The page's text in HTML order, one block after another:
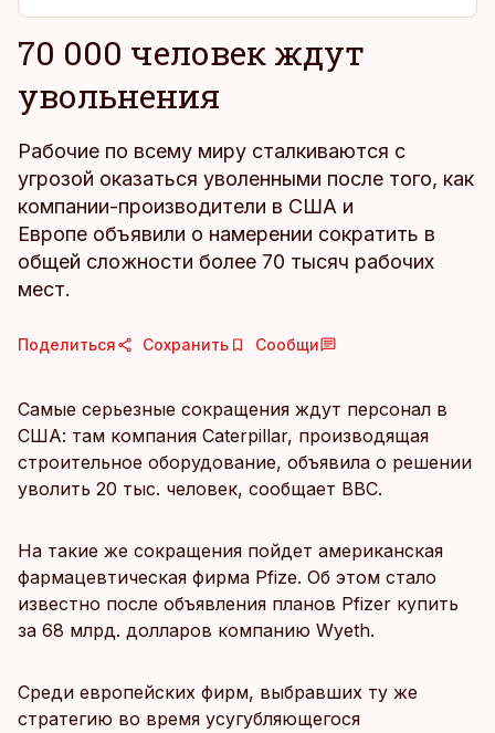
70 000 человек ждут
увольнения
Рабочие по всему миру сталкиваются с
угрозой оказаться уволенными после того, как
компании-производители в США и
Европе объявили о намерении сократить в
общей сложности более 70 тысяч рабочих
мест.
Поделиться Сохранить Сообщи
Самые серьезные сокращения ждут персонал в
США: там компания Caterpillar, производящая
строительное оборудование, объявила о решении
уволить 20 тыс. человек, сообщает ВВС.
На такие же сокращения пойдет американская
фармацевтическая фирма Pfize. Об этом стало
известно после объявления планов Pfizer купить
за 68 млрд. долларов компанию Wyeth.
Среди европейских фирм, выбравших ту же
стратегию во время усугубляющегося